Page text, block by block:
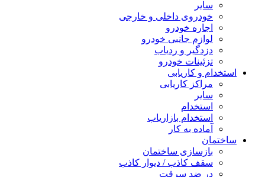
سایر
خودروی داخلی و خارجی
اجاره خودرو
لوازم جانبی خودرو
دزدگیر و ردیاب
تزئینات خودرو
استخدام و کاریابی
مراکز کاریابی
سایر
استخدام
استخدام بازاریاب
آماده به کار
ساختمان
بازسازی ساختمان
سقف کاذب / دیوار کاذب
در ضد سرقت